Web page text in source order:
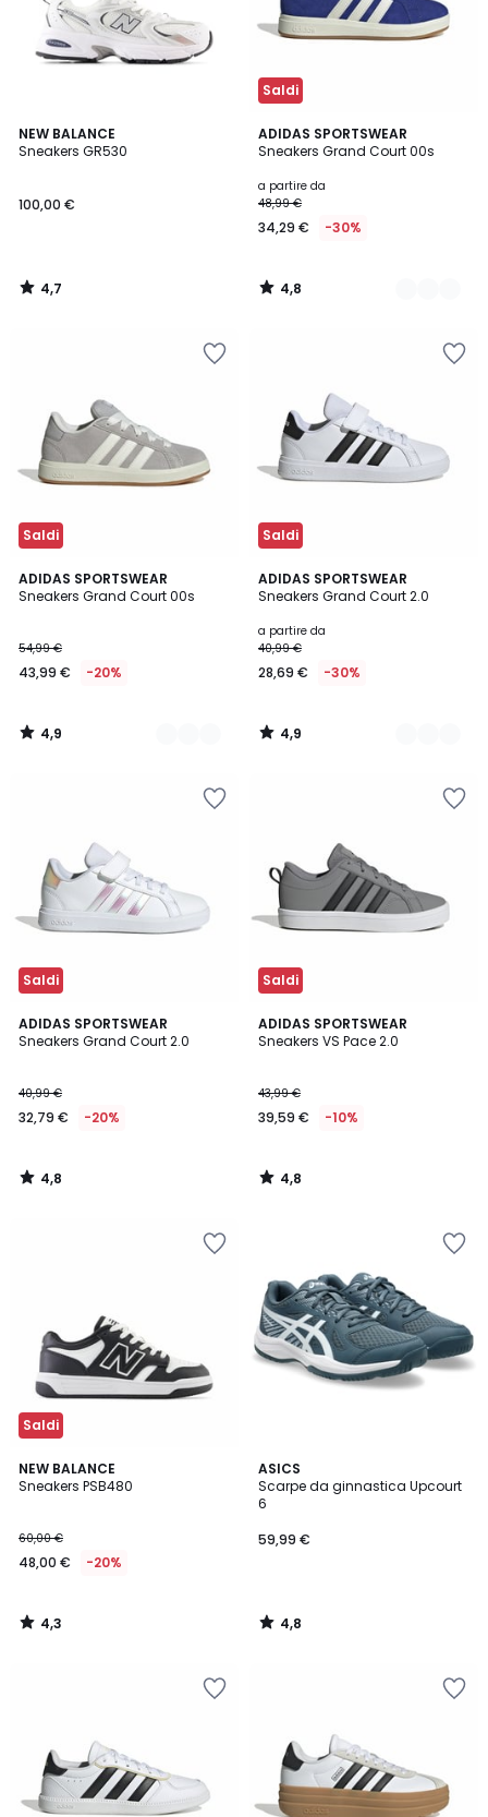
NEW BALANCE
Sneakers GR530
100,00 €
4,7
/ 5
4,7
/
Saldi
ADIDAS SPORTSWEAR
Sneakers Grand Court 00s
a partire da
48,99 €
34,29 € -30%
4,8
/ 5
7
Colori
4,8
/
Saldi
ADIDAS SPORTSWEAR
Sneakers Grand Court 00s
54,99 €
43,99 € -20%
4,9
/ 5
6
Colori
4,9
/
Saldi
ADIDAS SPORTSWEAR
Sneakers Grand Court 2.0
a partire da
40,99 €
28,69 € -30%
4,9
/ 5
2
Colori
4,9
/
Saldi
ADIDAS SPORTSWEAR
Sneakers Grand Court 2.0
40,99 €
32,79 € -20%
4,8
/ 5
4,8
/
Saldi
ADIDAS SPORTSWEAR
Sneakers VS Pace 2.0
43,99 €
39,59 € -10%
4,8
/ 5
4,8
/
Saldi
NEW BALANCE
Sneakers PSB480
60,00 €
48,00 € -20%
4,3
/ 5
4,3
/
ASICS
Scarpe da ginnastica Upcourt
6
59,99 €
4,8
/ 5
4,8
/